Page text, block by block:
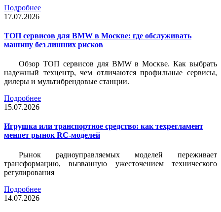
Подробнее
17.07.2026
ТОП сервисов для BMW в Москве: где обслуживать
машину без лишних рисков
Обзор ТОП сервисов для BMW в Москве. Как выбрать
надежный техцентр, чем отличаются профильные сервисы,
дилеры и мультибрендовые станции.
Подробнее
15.07.2026
Игрушка или транспортное средство: как техрегламент
меняет рынок RC-моделей
Рынок радиоуправляемых моделей переживает
трансформацию, вызванную ужесточением технического
регулирования
Подробнее
14.07.2026